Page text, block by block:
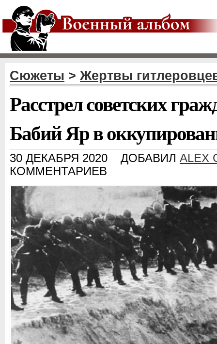
Сюжеты > Жертвы
Расстрел советских
Бабий Яр в
30 ДЕКАБРЯ 2020 ДОБАВИЛ ALEX
КОММЕНТАРИЕВ